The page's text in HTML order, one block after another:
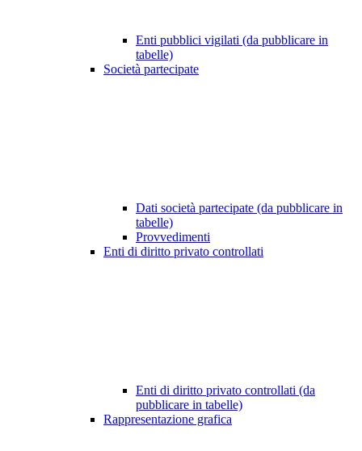
Enti pubblici vigilati (da pubblicare in
tabelle)
Società partecipate
Dati società partecipate (da pubblicare in
tabelle)
Provvedimenti
Enti di diritto privato controllati
Enti di diritto privato controllati (da
pubblicare in tabelle)
Rappresentazione grafica